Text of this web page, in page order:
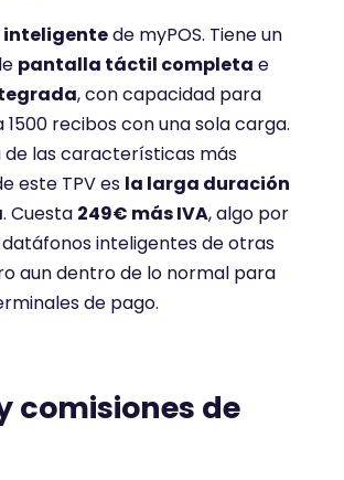
inteligentede myPOS. Tiene un
pantalla táctil completa e
, con capacidad para
recibos con una sola carga.
de las características más
este TPV es la larga duración
. Cuesta 249€ más IVA, algo por
inteligentes de otras
aun dentro de lo normal para
de pago.
comisiones de